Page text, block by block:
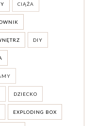
CIĄŻA
DIY
DZIECKO
EXPLODING BOX